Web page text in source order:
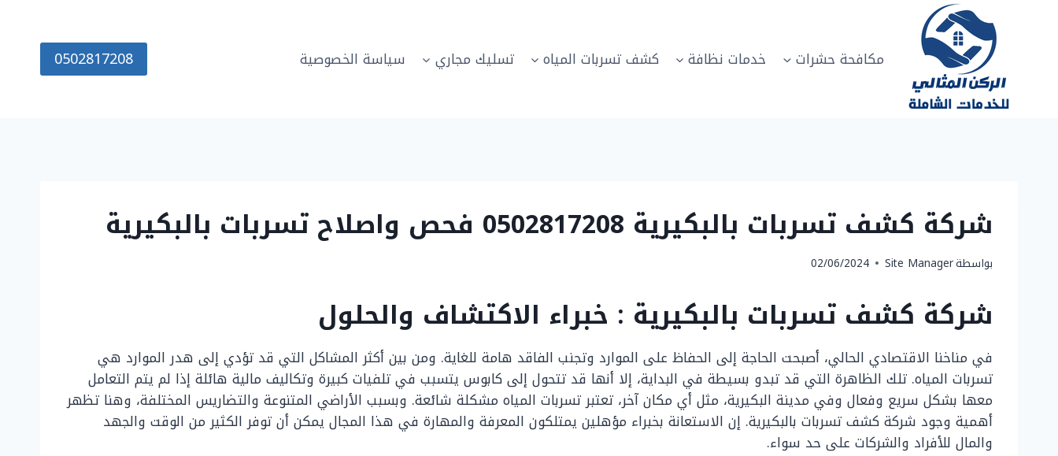
مكافحة حشرات خدمات نظافة كشف تسربات المياه تسليك مجاري سياسة الخصوصية 0502817208
شركة كشف تسربات بالبكيرية 0502817208 فحص واصلاح تسربات بالبكيرية
بواسطةSite Manager
02/06/2024
شركة كشف تسربات بالبكيرية : خبراء الاكتشاف والحلول
في مناخنا الاقتصادي الحالي، أصبحت الحاجة إلى الحفاظ على الموارد وتجنب الفاقد هامة للغاية. ومن بين أكثر المشاكل التي قد تؤدي إلى هدر الموارد هي
تسربات المياه. تلك الظاهرة التي قد تبدو بسيطة في البداية، إلا أنها قد تتحول إلى كابوس يتسبب في تلفيات كبيرة وتكاليف مالية هائلة إذا لم يتم التعامل
معها بشكل سريع وفعال وفي مدينة البكيرية، مثل أي مكان آخر، تعتبر تسربات المياه مشكلة شائعة. وبسبب الأراضي المتنوعة والتضاريس المختلفة، وهنا تظهر
أهمية وجود شركة كشف تسربات بالبكيرية. إن الاستعانة بخبراء مؤهلين يمتلكون المعرفة والمهارة في هذا المجال يمكن أن توفر الكثير من الوقت والجهد
والمال للأفراد والشركات على حد سواء.